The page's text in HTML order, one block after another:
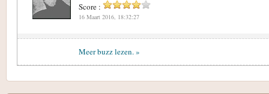
Score :
16 Maart 2016, 18:32:27
Meer buzz lezen. »